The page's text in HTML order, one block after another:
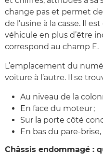
change pas et permet
de l’usine à la casse. Il
véhicule en plus d’être
correspond au champ E.
L’emplacement du
voiture à l’autre. Il se
Au niveau de la
En face du moteur ;
Sur la porte côté
En bas du pare-
Châssis endommagé :